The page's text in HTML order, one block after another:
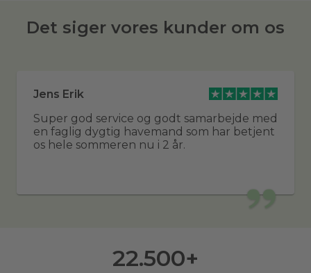
Det siger vores kunder om os
Jens Erik
Super god service og godt samarbejde med
en faglig dygtig havemand som har betjent
os hele sommeren nu i 2 år.
22.500+